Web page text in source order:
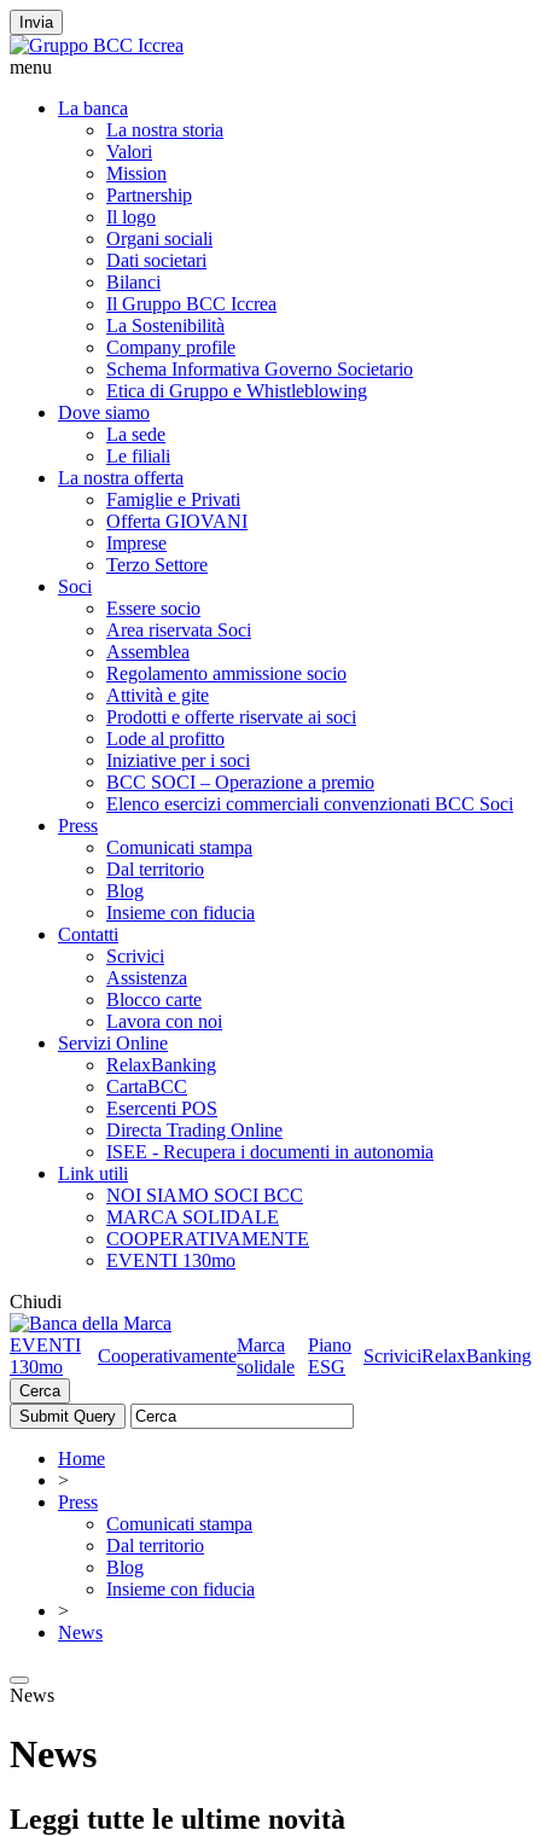
Invia
menu
La banca
La nostra storia
Valori
Mission
Partnership
Il logo
Organi sociali
Dati societari
Bilanci
Il Gruppo BCC Iccrea
La Sostenibilità
Company profile
Schema Informativa Governo Societario
Etica di Gruppo e Whistleblowing
Dove siamo
La sede
Le filiali
La nostra offerta
Famiglie e Privati
Offerta GIOVANI
Imprese
Terzo Settore
Soci
Essere socio
Area riservata Soci
Assemblea
Regolamento ammissione socio
Attività e gite
Prodotti e offerte riservate ai soci
Lode al profitto
Iniziative per i soci
BCC SOCI – Operazione a premio
Elenco esercizi commerciali convenzionati BCC Soci
Press
Comunicati stampa
Dal territorio
Blog
Insieme con fiducia
Contatti
Scrivici
Assistenza
Blocco carte
Lavora con noi
Servizi Online
RelaxBanking
CartaBCC
Esercenti POS
Directa Trading Online
ISEE - Recupera i documenti in autonomia
Link utili
NOI SIAMO SOCI BCC
MARCA SOLIDALE
COOPERATIVAMENTE
EVENTI 130mo
Chiudi
EVENTI
130mo
Cooperativamente
Marca
solidale
Piano
ESG
ScriviciRelaxBanking
Cerca
Home
>
Press
Comunicati stampa
Dal territorio
Blog
Insieme con fiducia
>
News
News
News
Leggi tutte le ultime novità